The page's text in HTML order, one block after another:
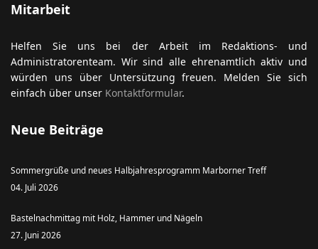
Mitarbeit
Helfen Sie uns bei der Arbeit im Redaktions- und
Administratorenteam. Wir sind alle ehrenamtlich aktiv und
würden uns über Untersützung freuen. Melden Sie sich
einfach über unser Kontaktformular.
Neue Beiträge
Sommergrüße und neues Halbjahresprogramm Marborner Treff
04. Juli 2026
Bastelnachmittag mit Holz, Hammer und Nägeln
27. Juni 2026